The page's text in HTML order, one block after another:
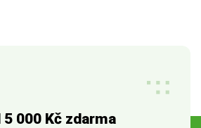
5 000 Kč zdarma